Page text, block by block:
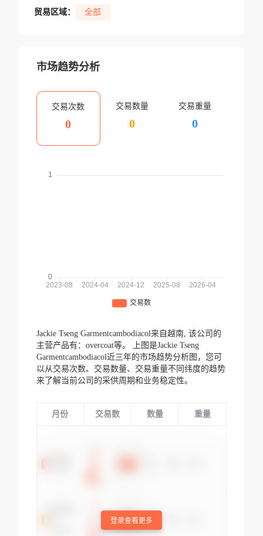
贸易区域： 全部
市场趋势分析
交易次数
0
交易数量
0
交易重量
0
Jackie Tseng Garmentcambodiacol来自越南, 该公司的
主营产品有：overcoat等。
上图是Jackie Tseng
Garmentcambodiacol近三年的市场趋势分析图，您可
以从交易次数、交易数量、交易重量不同纬度的趋势
来了解当前公司的采供周期和业务稳定性。
月份 交易数 数量 重量
登录查看更多